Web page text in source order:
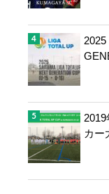
カー